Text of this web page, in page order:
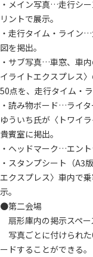
・メイン写真…走行シ
リントで展示。
・走行タイム・ライン
図を掲出。
・サブ写真…車窓、車
イライトエクスプレス
50点を、走行タイム・
・読み物ボード…ライ
ゆういち氏が〈トワイ
貴賓室に掲出。
・ヘッドマーク…エン
・スタンプシート（A3
エクスプレス〉車内で
示。
●第二会場
扇形庫内の掲示スペー
写真ごとに付けられ
ードすることができる。